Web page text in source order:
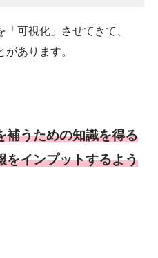
可視化」させてきて、
あります。
補うための知識を得る
をインプットするよう